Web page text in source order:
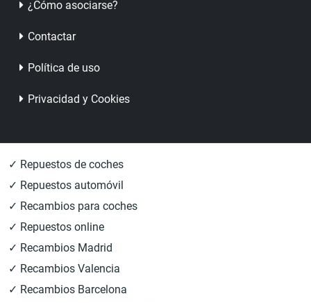
¿Cómo asociarse?
Contactar
Política de uso
Privacidad y Cookies
✓ Repuestos de coches
✓ Repuestos automóvil
✓ Recambios para coches
✓ Repuestos online
✓ Recambios Madrid
✓ Recambios Valencia
✓ Recambios Barcelona